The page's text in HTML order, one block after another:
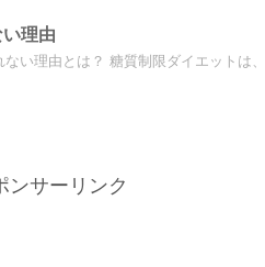
理由
い理由とは？ 糖質制限ダイエットは
ンサーリンク